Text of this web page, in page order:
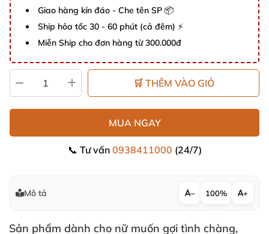
Giao hàng kín đáo - Che tên SP 📦
Ship hỏa tốc 30 - 60 phút (cả đêm) ⚡
Miễn Ship cho đơn hàng từ 300.000đ
🛒 THÊM VÀO GIỎ
MUA NGAY
📞 Tư vấn 0938411000 (24/7)
Mô tả − 100% +
Sản phẩm dành cho nữ muốn gợi tình chàng,